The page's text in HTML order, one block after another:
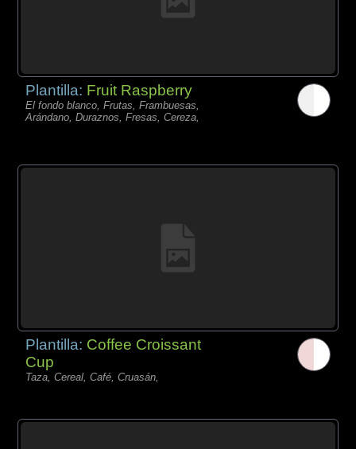
Plantilla: Fruit Raspberry
El fondo blanco, Frutas, Frambuesas,
Arándano, Duraznos, Fresas, Cereza,
Plantilla: Coffee Croissant
Cup
Taza, Cereal, Café, Cruasán,